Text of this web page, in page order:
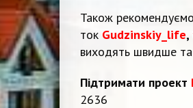
Також
ток Gudzinskiy_life,
виходять швидше
Підтримати проект
2636